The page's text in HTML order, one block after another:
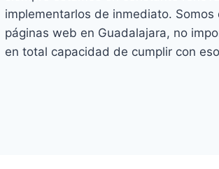
implementarlos de inmediato.
páginas web en Guadalajara, no
en total capacidad de cumplir con